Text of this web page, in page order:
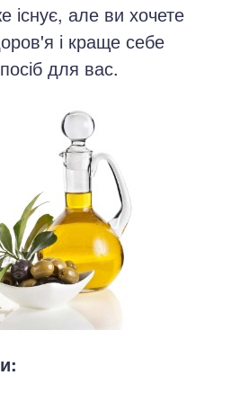
існує, але ви хочете
і краще себе
для вас.